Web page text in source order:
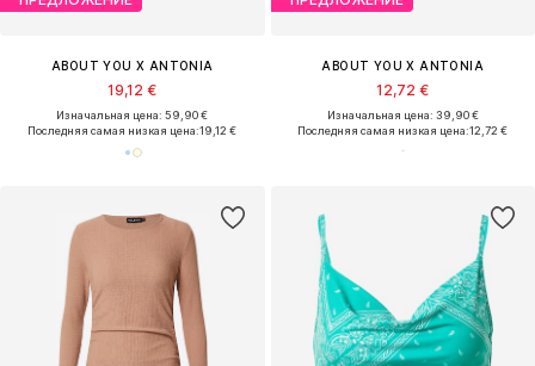
ABOUT YOU X ANTONIA
19,12 €
Изначальная цена: 59,90 €
Последняя самая низкая цена:19,12 €
ABOUT YOU X ANTONIA
12,72 €
Изначальная цена: 39,90 €
Последняя самая низкая цена:12,72 €